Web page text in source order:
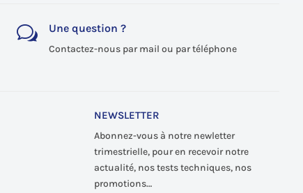
w Une question ?
Contactez-nous par mail ou par téléphone
NEWSLETTER
Abonnez-vous à notre newletter
trimestrielle, pour en recevoir notre
actualité, nos tests techniques, nos
promotions…